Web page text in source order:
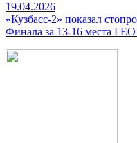
19.04.2026
«Кузбасс-2» показал
Финала за 13-16 места